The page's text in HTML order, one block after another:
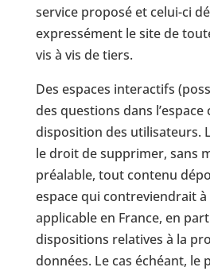
service proposé et celui-ci
expressément le site de
vis à vis de tiers.
Des espaces interactifs
des questions dans
disposition des utilisateurs.
le droit de supprimer, sans
préalable, tout contenu
espace qui contreviendrait
applicable en France, en
dispositions relatives à la
données. Le cas échéant,